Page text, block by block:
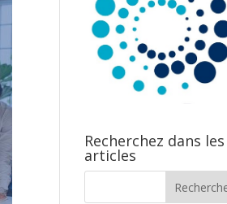
Recherchez dans les
articles